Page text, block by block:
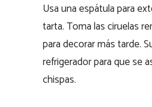
Usa una espátula para
tarta. Toma las ciruelas
para decorar más tarde.
refrigerador para que se
chispas.